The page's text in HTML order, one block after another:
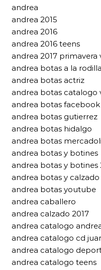
andrea
andrea 2015
andrea 2016
andrea 2016 teens
andrea 2017 primavera
andrea botas a la rodilla
andrea botas actriz
andrea botas catalogo
andrea botas facebook
andrea botas gutierrez
andrea botas hidalgo
andrea botas
andrea botas y botines
andrea botas y botines
andrea botas y calzado
andrea botas youtube
andrea caballero
andrea calzado 2017
andrea catalogo
andrea catalogo cd
andrea catalogo
andrea catalogo teens